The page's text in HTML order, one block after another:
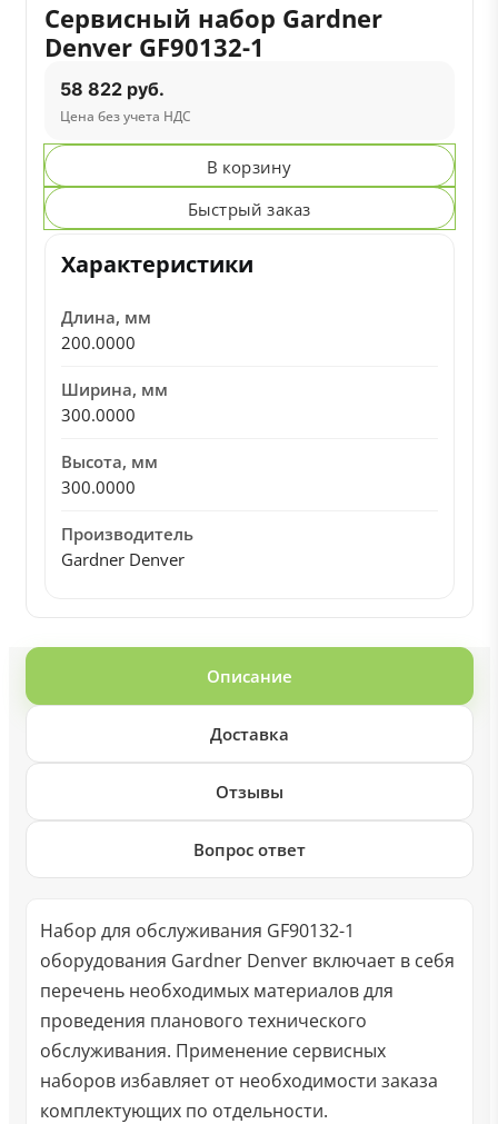
Сервисный набор Gardner
Denver GF90132-1
58 822 руб.
Цена без учета НДС
В корзину
Быстрый заказ
Характеристики
Длина, мм
200.0000
Ширина, мм
300.0000
Высота, мм
300.0000
Производитель
Gardner Denver
Описание
Доставка
Отзывы
Вопрос ответ
Набор для обслуживания GF90132-1
оборудования Gardner Denver включает в себя
перечень необходимых материалов для
проведения планового технического
обслуживания. Применение сервисных
наборов избавляет от необходимости заказа
комплектующих по отдельности.